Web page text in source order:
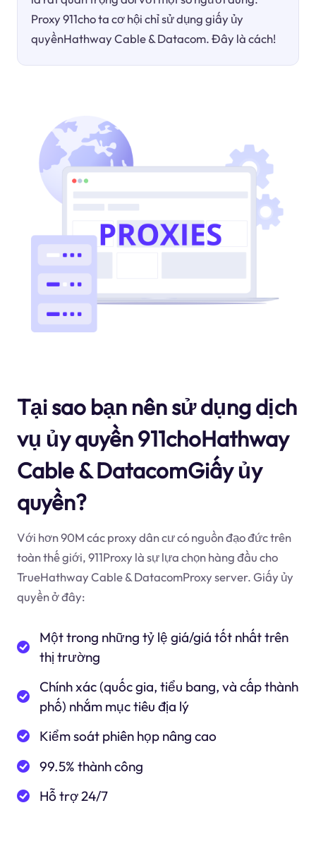
Proxy 911cho ta cơ hội chỉ sử dụng giấy ủy
quyềnHathway Cable & Datacom. Đây là cách!
Tại sao bạn nên sử dụng dịch
vụ ủy quyền 911choHathway
Cable & DatacomGiấy ủy
quyền?
Với hơn 90M các proxy dân cư có nguồn đạo đức trên
toàn thế giới, 911Proxy là sự lựa chọn hàng đầu cho
TrueHathway Cable & DatacomProxy server. Giấy ủy
quyền ở đây:
Một trong những tỷ lệ giá/giá tốt nhất trên
thị trường
Chính xác (quốc gia, tiểu bang, và cấp thành
phố) nhắm mục tiêu địa lý
Kiểm soát phiên họp nâng cao
99.5% thành công
Hỗ trợ 24/7